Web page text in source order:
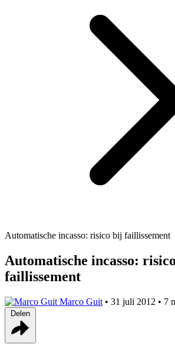
Automatische incasso: risico bij faillissement
Automatische incasso:
faillissement
Marco Guit • 31 juli 2012 • 7